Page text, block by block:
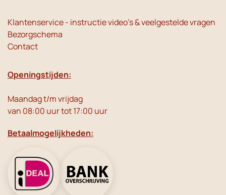
Klantenservice - instructie video's & veelgestelde vragen
Bezorgschema
Contact
Openingstijden:
Maandag t/m vrijdag
van 08:00 uur tot 17:00 uur
Betaalmogelijkheden: